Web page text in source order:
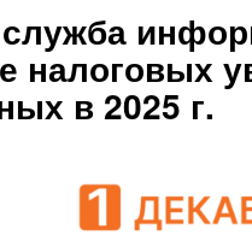
налоговых
в 2025 г.